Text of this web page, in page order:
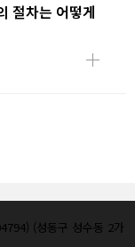
절차는 어떻게
(성동구 성수동 2가